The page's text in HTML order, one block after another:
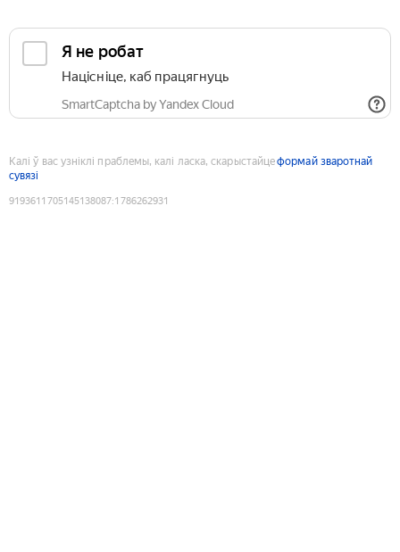
Я не робат
Націсніце, каб працягнуць
SmartCaptcha by Yandex Cloud
Калі ў вас узніклі праблемы, калі ласка, скарыстайцеформай зваротнай
сувязі
9193611705145138087:1786262931